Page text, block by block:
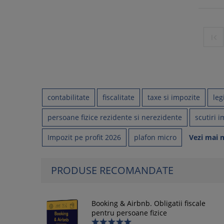
contabilitate fiscalitate taxe si impozite
persoane fizice rezidente si nerezidente scutiri
Impozit pe profit 2026 plafon micro Vezi mai
PRODUSE RECOMANDATE
Booking & Airbnb. Obligatii fiscale
pentru persoane fizice